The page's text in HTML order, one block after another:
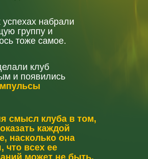
успехах набрали
группу и
тоже самое.
клуб
и появились
смысл клуба в том,
каждой
насколько она
что всех ее
может не быть.